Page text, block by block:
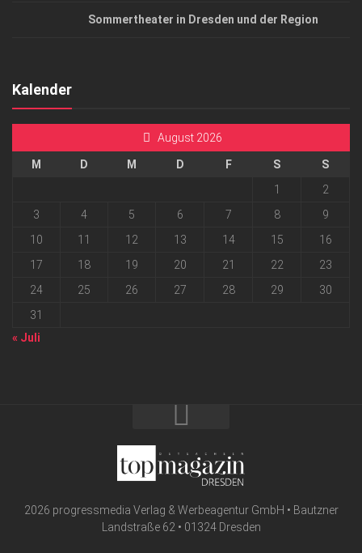
Sommertheater in Dresden und der Region
Kalender
August 2026
M D M D F S
S
1
2
3
4 5 6 7 8
9
10
11 12 13 14 15
16
17
18 19 20 21 22
23
24
25 26 27 28 29
30
31
« Juli
2026 progressmedia Verlag & Werbeagentur GmbH • Bautzner
Landstraße 62 • 01324 Dresden